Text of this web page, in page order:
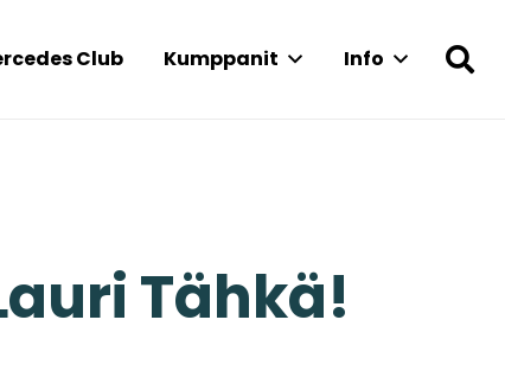
Club Kumppanit Info
Tähkä!